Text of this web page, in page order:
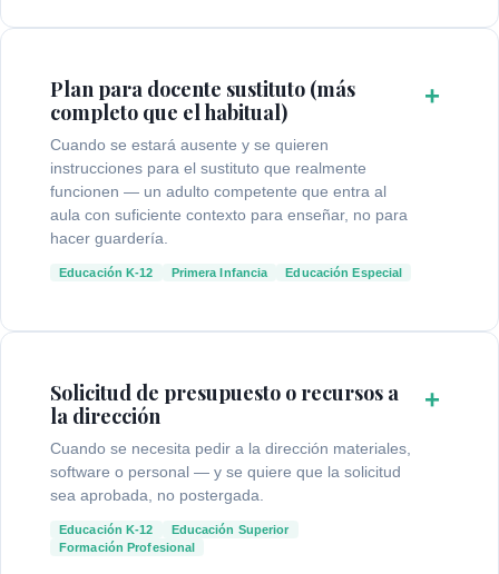
Plan para docente sustituto (más
completo que el habitual)
Cuando se estará ausente y se quieren
instrucciones para el sustituto que realmente
funcionen — un adulto competente que entra al
aula con suficiente contexto para enseñar, no para
hacer guardería.
Educación K-12 Primera Infancia Educación Especial
+
Solicitud de presupuesto o recursos a
la dirección
Cuando se necesita pedir a la dirección materiales,
software o personal — y se quiere que la solicitud
sea aprobada, no postergada.
Educación K-12
Educación Superior
Formación Profesional
+